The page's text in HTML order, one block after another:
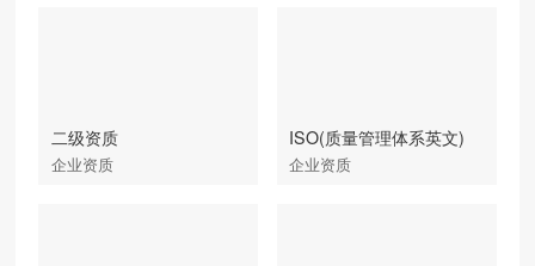
二级资质
企业资质
ISO(质量管理体系英文)
企业资质